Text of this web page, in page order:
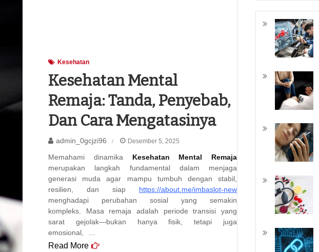
Kesehatan
Kesehatan Mental
Remaja: Tanda, Penyebab,
Dan Cara Mengatasinya
admin_0gcjzi96 Desember 5, 2025
Memahami dinamika Kesehatan Mental Remaja
merupakan langkah fundamental dalam menjaga
generasi muda agar mampu tumbuh dengan stabil,
resilien, dan siap https://about.me/imbaslot-new
menghadapi perubahan sosial yang semakin
kompleks. Masa remaja adalah periode transisi yang
sarat gejolak—bukan hanya fisik, tetapi juga
emosional, …
Read More